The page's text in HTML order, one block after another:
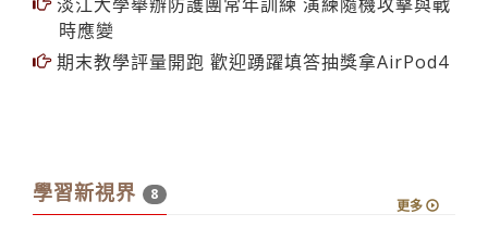
期末教學評量開跑 歡迎踴躍填答抽獎拿AirPod4